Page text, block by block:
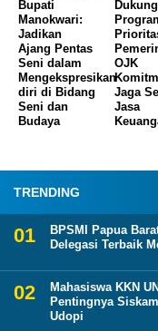
Bupati
Manokwari:
Jadikan
Ajang Pentas
Seni dalam
Mengekspresikan
diri di Bidang
Seni dan
Budaya
Dukung
OJK
Jaga
Jasa
TRENDING
BPSMI Papua
Delegasi Terbaik
Mahasiswa KKN
Pentingnya
Udopi